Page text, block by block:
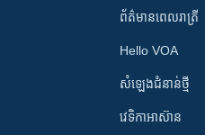
ព័ត៌មាន​​ពេល​រាត្រី
Hello VOA
សំឡេង​ជំនាន់​ថ្មី
វេទិកា​អាស៊ាន